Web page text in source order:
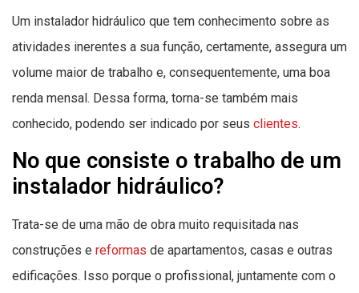
Um instalador hidráulico que tem conhecimento sobre as
atividades inerentes a sua função, certamente, assegura um
volume maior de trabalho e, consequentemente, uma boa
renda mensal. Dessa forma, torna-se também mais
conhecido, podendo ser indicado por seus clientes.
No que consiste o trabalho de um
instalador hidráulico?
Trata-se de uma mão de obra muito requisitada nas
construções e reformas de apartamentos, casas e outras
edificações. Isso porque o profissional, juntamente com o